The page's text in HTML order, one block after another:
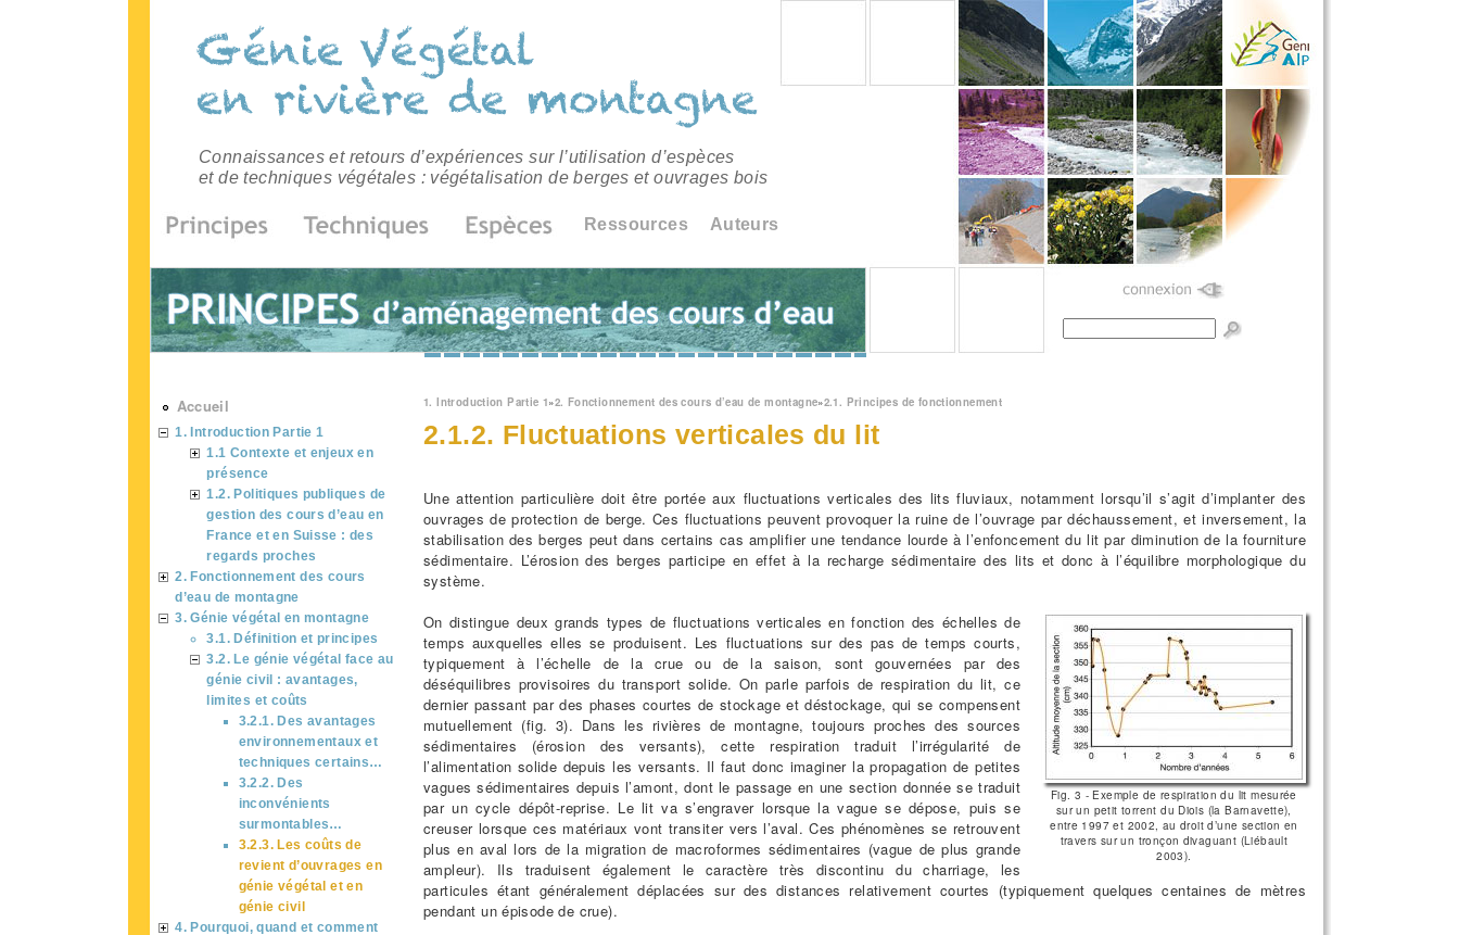
Connaissances et retours d’expériences sur l’utilisation d’espèces
et de techniques végétales : végétalisation de berges et ouvrages bois
Ressources Auteurs
Vous êtes ici
1. Introduction Partie 1»2. Fonctionnement des cours d’eau de montagne»2.1. Principes de fonctionnement
2.1.2. Fluctuations verticales du lit
Une attention particulière doit être portée aux fluctuations verticales des lits fluviaux, notamment lorsqu’il s’agit d’implanter des
ouvrages de protection de berge. Ces fluctuations peuvent provoquer la ruine de l’ouvrage par déchaussement, et inversement, la
stabilisation des berges peut dans certains cas amplifier une tendance lourde à l’enfoncement du lit par diminution de la fourniture
sédimentaire. L’érosion des berges participe en effet à la recharge sédimentaire des lits et donc à l’équilibre morphologique du
système.
Fig. 3 - Exemple de respiration du lit mesurée
sur un petit torrent du Diois (la Barnavette),
entre 1997 et 2002, au droit d’une section en
travers sur un tronçon divaguant (Liébault
2003).
On distingue deux grands types de fluctuations verticales en fonction des échelles de
temps auxquelles elles se produisent. Les fluctuations sur des pas de temps courts,
typiquement à l’échelle de la crue ou de la saison, sont gouvernées par des
déséquilibres provisoires du transport solide. On parle parfois de respiration du lit, ce
dernier passant par des phases courtes de stockage et déstockage, qui se compensent
mutuellement (fig. 3). Dans les rivières de montagne, toujours proches des sources
sédimentaires (érosion des versants), cette respiration traduit l’irrégularité de
l’alimentation solide depuis les versants. Il faut donc imaginer la propagation de petites
vagues sédimentaires depuis l’amont, dont le passage en une section donnée se traduit
par un cycle dépôt-reprise. Le lit va s’engraver lorsque la vague se dépose, puis se
creuser lorsque ces matériaux vont transiter vers l’aval. Ces phénomènes se retrouvent
plus en aval lors de la migration de macroformes sédimentaires (vague de plus grande
ampleur). Ils traduisent également le caractère très discontinu du charriage, les
particules étant généralement déplacées sur des distances relativement courtes (typiquement quelques centaines de mètres
pendant un épisode de crue).
Accueil
1. Introduction Partie 1
1.1 Contexte et enjeux en
présence
1.2. Politiques publiques de
gestion des cours d’eau en
France et en Suisse : des
regards proches
2. Fonctionnement des cours
d’eau de montagne
3. Génie végétal en montagne
3.1. Définition et principes
3.2. Le génie végétal face au
génie civil : avantages,
limites et coûts
3.2.1. Des avantages
environnementaux et
techniques certains…
3.2.2. Des
inconvénients
surmontables…
3.2.3. Les coûts de
revient d’ouvrages en
génie végétal et en
génie civil
4. Pourquoi, quand et comment